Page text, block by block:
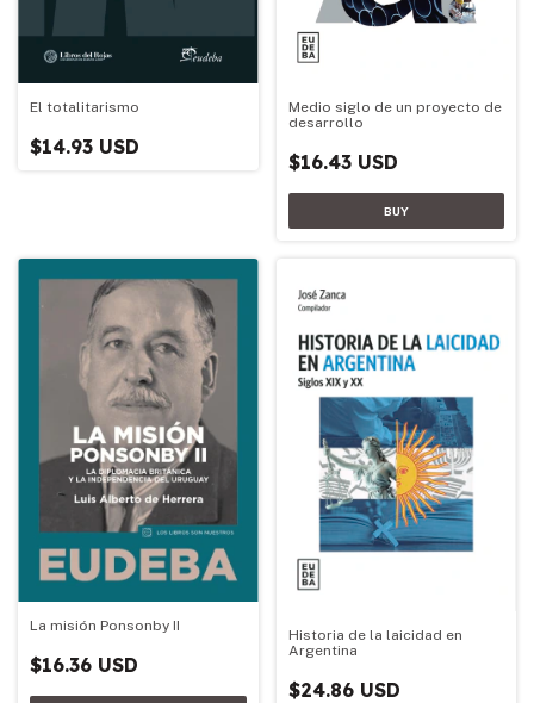
El totalitarismo
$14.93 USD
Medio siglo de un proyecto de
desarrollo
$16.43 USD
La misión Ponsonby II
$16.36 USD
Historia de la laicidad en
Argentina
$24.86 USD